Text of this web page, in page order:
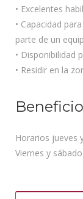
• Excelentes
• Capacidad
parte de un
• Disponibilidad
• Residir en la
Horarios jueves
Viernes y